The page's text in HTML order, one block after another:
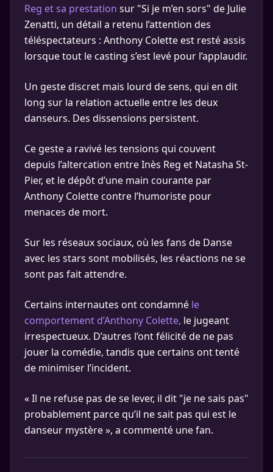
Reg et sa prestation sur "Si je m’en sors" de Julie
Zenatti, un détail a retenu l’attention des
téléspectateurs : Anthony Colette est resté assis
lorsque tout le casting s’est levé pour l’applaudir.
Un geste discret mais lourd de sens, qui en dit
long sur la relation actuelle entre les deux
danseurs. Des dissensions persistent.
Ce geste a ravivé les tensions qui couvent
depuis l’altercation entre Inès Reg et Natasha St-
Pier, et le dépôt d’une main courante par
Anthony Colette contre l’humoriste pour
menaces de mort.
Sur les réseaux sociaux, où les fans de Danse
avec les stars sont mobilisés, les réactions ne se
sont pas fait attendre.
Certains internautes ont condamné le
comportement d’Anthony Colette, le jugeant
irrespectueux. D’autres l’ont félicité de ne pas
jouer la comédie, tandis que certains ont tenté
de minimiser l’incident.
« Il ne refuse pas de se lever, il dit "je ne sais pas"
probablement parce qu’il ne sait pas qui est le
danseur mystère », a commenté une fan.